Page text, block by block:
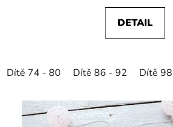
DETAIL
Dítě 74 - 80 Dítě 86 - 92 Dítě